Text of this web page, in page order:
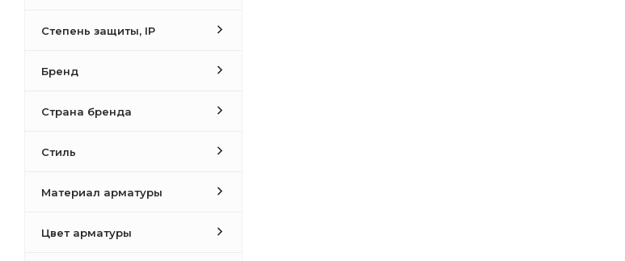
Степень защиты, IP
Бренд
Страна бренда
Стиль
Материал арматуры
Цвет арматуры